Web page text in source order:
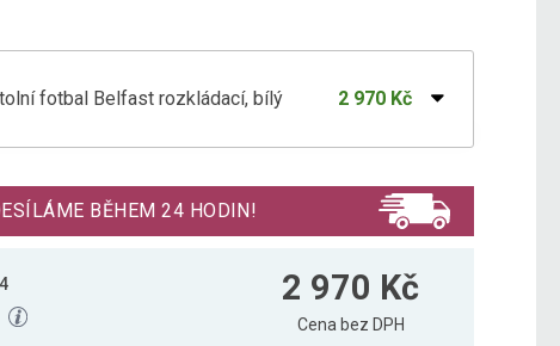
fotbal Belfast rozkládací, bílý 2 970 Kč
fotbal Belfast rozkládací, černý 2 800 Kč
BĚHEM 24 HODIN!
2 970 Kč
Cena bez DPH